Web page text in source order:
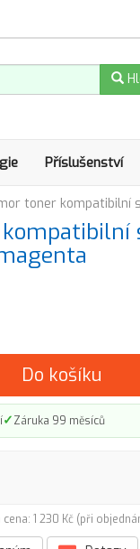
Příslušenství
toner kompatibilní
Do košíku
✓Záruka 99 měsíců
cena: 1 230 Kč (při